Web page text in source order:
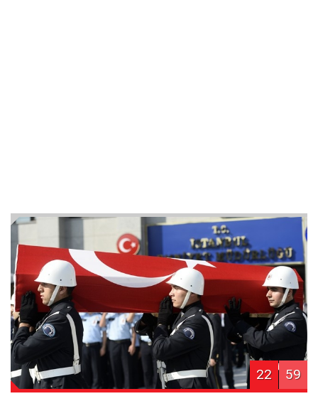
22 59